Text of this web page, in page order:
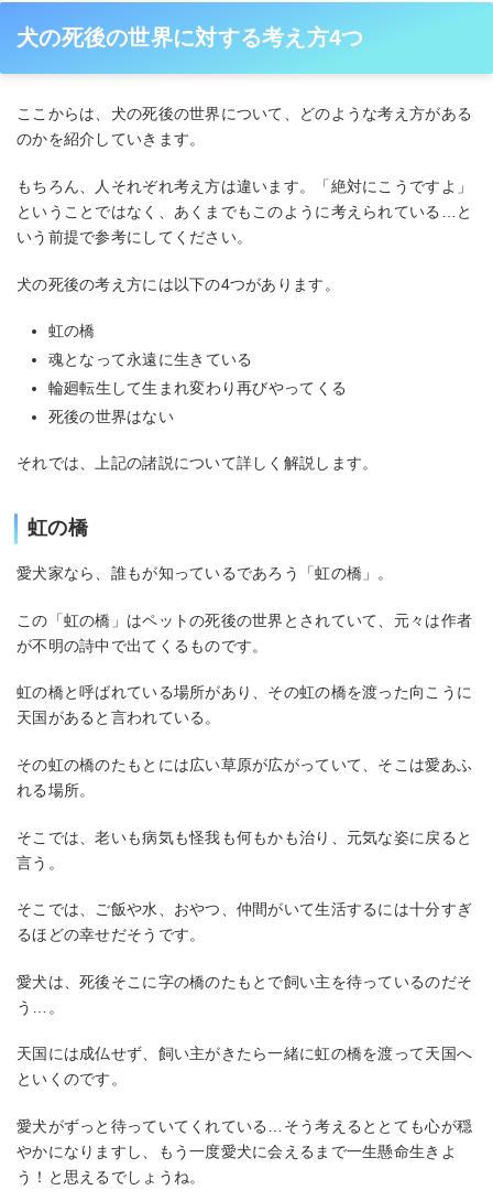
犬の死後の世界に対する考え方4つ
ここからは、犬の死後の世界について、どのような考え方がある
のかを紹介していきます。
もちろん、人それぞれ考え方は違います。「絶対にこうですよ」
ということではなく、あくまでもこのように考えられている…と
いう前提で参考にしてください。
犬の死後の考え方には以下の4つがあります。
虹の橋
魂となって永遠に生きている
輪廻転生して生まれ変わり再びやってくる
死後の世界はない
それでは、上記の諸説について詳しく解説します。
虹の橋
愛犬家なら、誰もが知っているであろう「虹の橋」。
この「虹の橋」はペットの死後の世界とされていて、元々は作者
が不明の詩中で出てくるものです。
虹の橋と呼ばれている場所があり、その虹の橋を渡った向こうに
天国があると言われている。
その虹の橋のたもとには広い草原が広がっていて、そこは愛あふ
れる場所。
そこでは、老いも病気も怪我も何もかも治り、元気な姿に戻ると
言う。
そこでは、ご飯や水、おやつ、仲間がいて生活するには十分すぎ
るほどの幸せだそうです。
愛犬は、死後そこに字の橋のたもとで飼い主を待っているのだそ
う…。
天国には成仏せず、飼い主がきたら一緒に虹の橋を渡って天国へ
といくのです。
愛犬がずっと待っていてくれている…そう考えるととても心が穏
やかになりますし、もう一度愛犬に会えるまで一生懸命生きよ
う！と思えるでしょうね。